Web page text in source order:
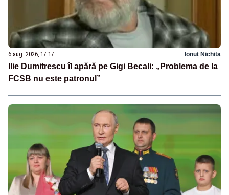
6 aug. 2026, 17:17 Ionuț Nichita
Ilie Dumitrescu îl apără pe Gigi Becali: „Problema de la
FCSB nu este patronul”